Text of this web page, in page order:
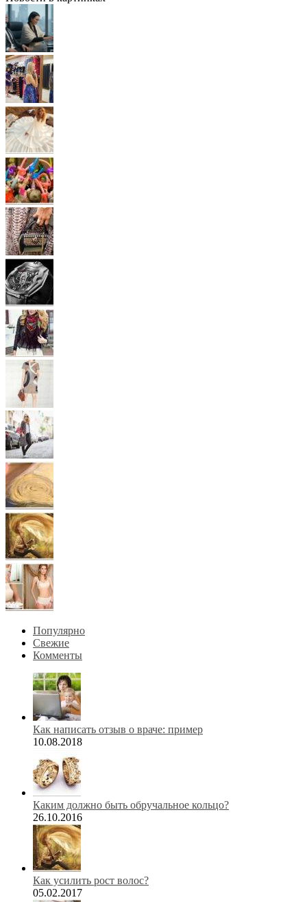
Популярно
Свежие
Комменты
Как написать отзыв о враче: пример
10.08.2018
Каким должно быть обручальное кольцо?
26.10.2016
Как усилить рост волос?
05.02.2017